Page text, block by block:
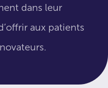
dans leur
aux patients